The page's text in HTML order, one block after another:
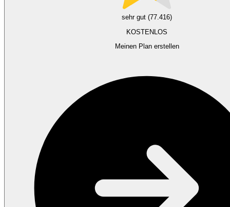
sehr gut (77.416)
KOSTENLOS
Meinen Plan erstellen